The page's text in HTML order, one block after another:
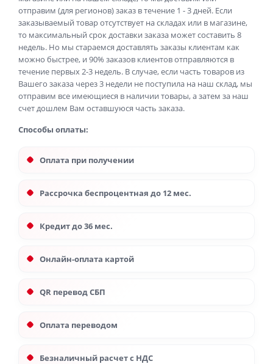
отправим (для регионов) заказ в течение 1 - 3 дней. Если
заказываемый товар отсутствует на складах или в магазине,
то максимальный срок доставки заказа может составить 8
недель. Но мы стараемся доставлять заказы клиентам как
можно быстрее, и 90% заказов клиентов отправляются в
течение первых 2-3 недель. В случае, если часть товаров из
Вашего заказа через 3 недели не поступила на наш склад, мы
отправим все имеющиеся в наличии товары, а затем за наш
счет дошлем Вам оставшуюся часть заказа.
Способы оплаты:
Оплата при получении
Рассрочка беспроцентная до 12 мес.
Кредит до 36 мес.
Онлайн-оплата картой
QR перевод СБП
Оплата переводом
Безналичный расчет с НДС